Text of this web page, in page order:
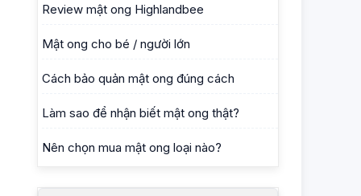
Review mật ong Highlandbee
Mật ong cho bé / người lớn
Cách bảo quản mật ong đúng cách
Làm sao để nhận biết mật ong thật?
Nên chọn mua mật ong loại nào?